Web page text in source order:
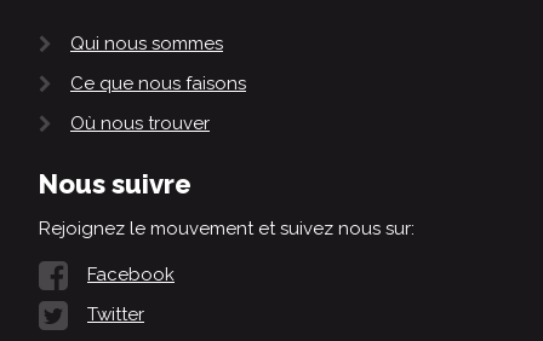
Qui nous sommes
Ce que nous faisons
Où nous trouver
Nous suivre
Rejoignez le mouvement et suivez nous sur:
Facebook
Twitter